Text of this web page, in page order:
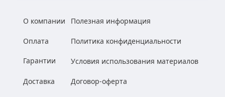
Политика конфиденциальности
Договор-оферта
Условия использования материалов
О компании
Оплата
Гарантии
Доставка
Полезная информация